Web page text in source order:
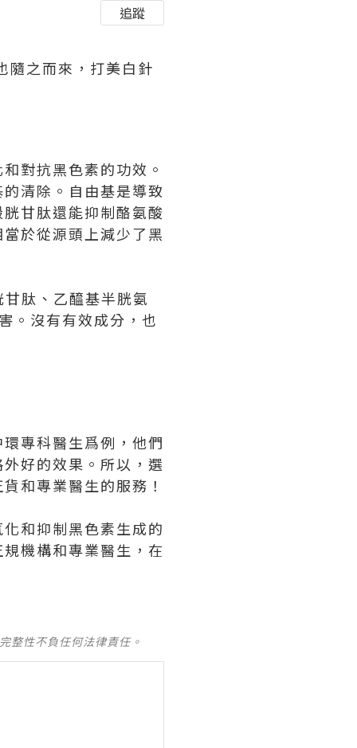
追蹤
隨之而來，打美白針
對抗黑色素的功效。
清除。自由基是導致
甘肽還能抑制酪氨酸
於從源頭上減少了黑
肽、乙醯基半胱氨
。沒有有效成分，也
專科醫生爲例，他們
好的效果。所以，選
和專業醫生的服務！
和抑制黑色素生成的
機構和專業醫生，在
整性不負任何法律責任。